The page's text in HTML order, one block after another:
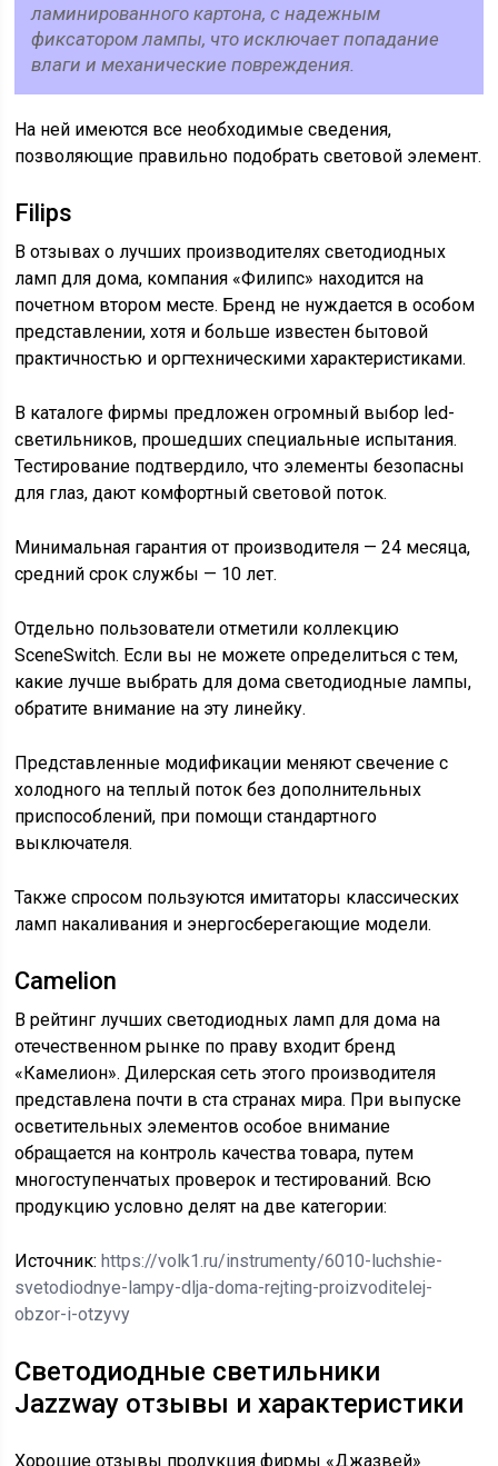
ламинированного картона, с надежным
фиксатором лампы, что исключает попадание
влаги и механические повреждения.
На ней имеются все необходимые сведения,
позволяющие правильно подобрать световой элемент.
Filips
В отзывах о лучших производителях светодиодных
ламп для дома, компания «Филипс» находится на
почетном втором месте. Бренд не нуждается в особом
представлении, хотя и больше известен бытовой
практичностью и оргтехническими характеристиками.
В каталоге фирмы предложен огромный выбор led-
светильников, прошедших специальные испытания.
Тестирование подтвердило, что элементы безопасны
для глаз, дают комфортный световой поток.
Минимальная гарантия от производителя — 24 месяца,
средний срок службы — 10 лет.
Отдельно пользователи отметили коллекцию
SceneSwitch. Если вы не можете определиться с тем,
какие лучше выбрать для дома светодиодные лампы,
обратите внимание на эту линейку.
Представленные модификации меняют свечение с
холодного на теплый поток без дополнительных
приспособлений, при помощи стандартного
выключателя.
Также спросом пользуются имитаторы классических
ламп накаливания и энергосберегающие модели.
Camelion
В рейтинг лучших светодиодных ламп для дома на
отечественном рынке по праву входит бренд
«Камелион». Дилерская сеть этого производителя
представлена почти в ста странах мира. При выпуске
осветительных элементов особое внимание
обращается на контроль качества товара, путем
многоступенчатых проверок и тестирований. Всю
продукцию условно делят на две категории:
Источник:https://volk1.ru/instrumenty/6010-luchshie-
svetodiodnye-lampy-dlja-doma-rejting-proizvoditelej-
obzor-i-otzyvy
Светодиодные светильники
Jazzway отзывы и характеристики
Хорошие отзывы продукция фирмы «Джазвей»